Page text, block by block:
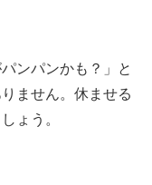
ンパンかも？」と
ません。休ませる
ょう。